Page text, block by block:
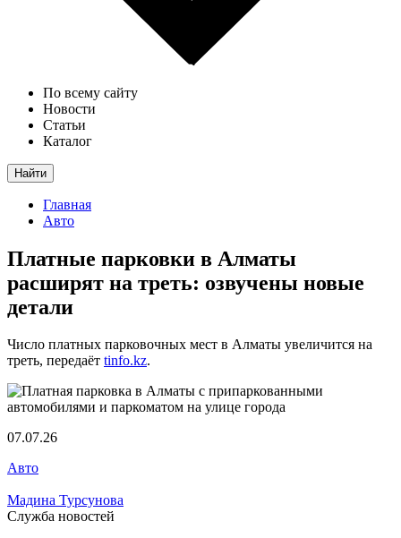
По всему сайту
Новости
Статьи
Каталог
Найти
Главная
Авто
Платные парковки в Алматы
расширят на треть: озвучены новые
детали
Число платных парковочных мест в Алматы увеличится на
треть, передаёт tinfo.kz.
07.07.26
Авто
Мадина Турсунова
Служба новостей